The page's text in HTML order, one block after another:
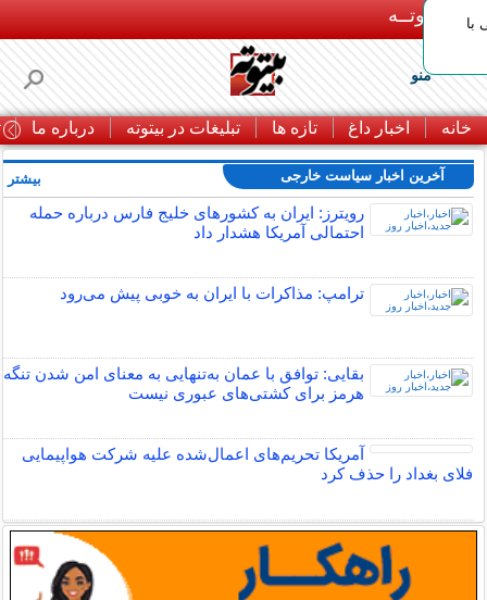
بـیتوتــه
منو
خانه اخبار داغ تازه ها تبلیغات در بیتوته درباره ما
با
آخرین اخبار سیاست خارجی
رویترز: ایران به کشورهای خلیج فارس درباره حمله
احتمالی آمریکا هشدار داد
ترامپ: مذاکرات با ایران به خوبی پیش می‌رود
بقایی: توافق با عمان به‌تنهایی به معنای امن شدن تنگه
هرمز برای کشتی‌های عبوری نیست
آمریکا تحریم‌های اعمال‌شده علیه شرکت هواپیمایی
فلای بغداد را حذف کرد
بیشتر